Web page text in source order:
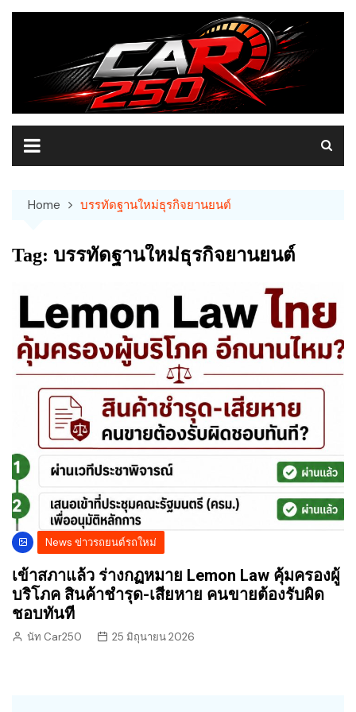
Skip
Home บรรทัดฐานใหม่ธุรกิจยานยนต์
Tag: บรรทัดฐานใหม่ธุรกิจยานยนต์
News ข่าวรถยนต์รถใหม่
เข้าสภาแล้ว ร่างกฏหมาย Lemon Law คุ้มครองผู้
บริโภค สินค้าชำรุด-เสียหาย คนขายต้องรับผิด
ชอบทันที
นัท Car250 25 มิถุนายน 2026